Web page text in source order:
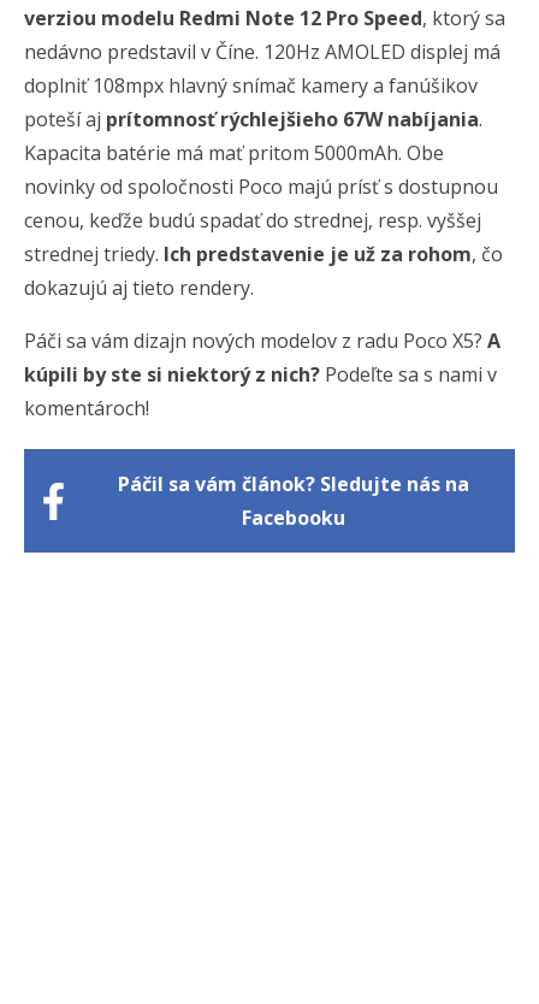
verziou modelu Redmi Note 12 Pro Speed, ktorý sa
nedávno predstavil v Číne. 120Hz AMOLED displej má
doplniť 108mpx hlavný snímač kamery a fanúšikov
poteší aj prítomnosť rýchlejšieho 67W nabíjania.
Kapacita batérie má mať pritom 5000mAh. Obe
novinky od spoločnosti Poco majú prísť s dostupnou
cenou, keďže budú spadať do strednej, resp. vyššej
strednej triedy. Ich predstavenie je už za rohom, čo
dokazujú aj tieto rendery.
Páči sa vám dizajn nových modelov z radu Poco X5? A
kúpili by ste si niektorý z nich? Podeľte sa s nami v
komentároch!
Páčil sa vám článok? Sledujte nás na
Facebooku